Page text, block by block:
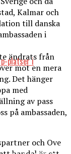
Kalmar och
till danska
i
ändrats från
mot en mera
Det hänger
med
av pass
på ambassaden,
och Ove
platser i